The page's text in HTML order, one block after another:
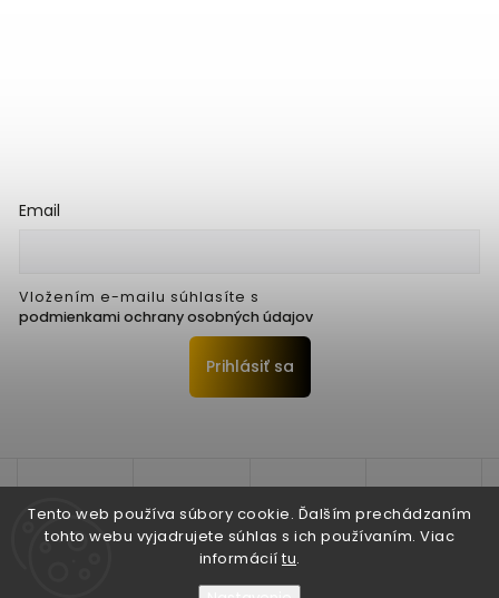
Tento web používa súbory cookie. Ďalším prechádzaním
tohto webu vyjadrujete súhlas s ich používaním. Viac
informácií tu.
Email
Vložením e-mailu súhlasíte s
podmienkami ochrany osobných údajov
Prihlásiť sa